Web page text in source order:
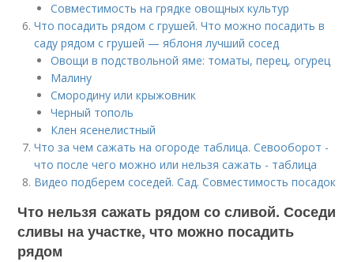
Совместимость на грядке овощных культур
Что посадить рядом с грушей. Что можно посадить в
саду рядом с грушей — яблоня лучший сосед
Овощи в подствольной яме: томаты, перец, огурец
Малину
Смородину или крыжовник
Черный тополь
Клен ясенелистный
Что за чем сажать на огороде таблица. Севооборот -
что после чего можно или нельзя сажать - таблица
Видео подберем соседей. Сад. Совместимость посадок
Что нельзя сажать рядом со сливой. Соседи
сливы на участке, что можно посадить
рядом